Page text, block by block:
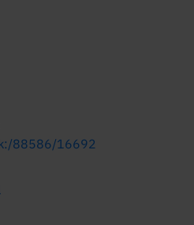
88586/16692